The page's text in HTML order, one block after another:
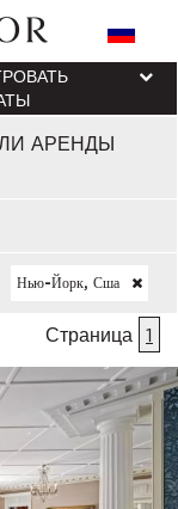
АРЕНДЫ
Нью-Йорк, Сша
Страница 1